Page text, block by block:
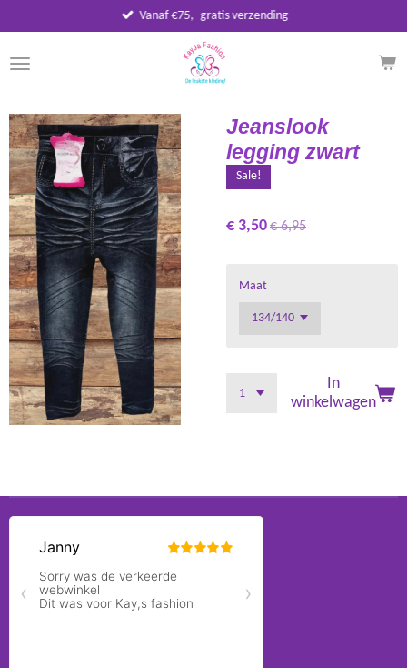
direct
naar
de
Vanaf €75,- gratis verzending
Jeanslook
legging zwart
Sale!
€ 3,50€ 6,95
Maat
In
winkelwagen